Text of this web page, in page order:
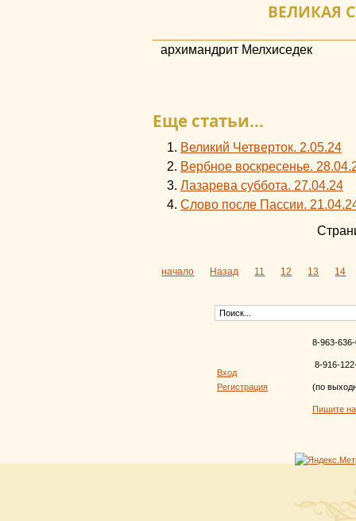
ВЕЛИКАЯ
архимандрит Мелхиседек
Еще статьи...
Великий Четверток. 2.05.24
Вербное воскресенье.
Лазарева суббота. 27.04.24
Слово после Пассии.
начало Назад 11 12 13 14
Вход
Регистрация
8-963-
8-916-
(по
Пишите